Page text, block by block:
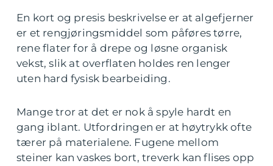
En kort og presis beskrivelse er at algefjerner
er et rengjøringsmiddel som påføres tørre,
rene flater for å drepe og løsne organisk
vekst, slik at overflaten holdes ren lenger
uten hard fysisk bearbeiding.
Mange tror at det er nok å spyle hardt en
gang iblant. Utfordringen er at høytrykk ofte
tærer på materialene. Fugene mellom
steiner kan vaskes bort, treverk kan flises opp